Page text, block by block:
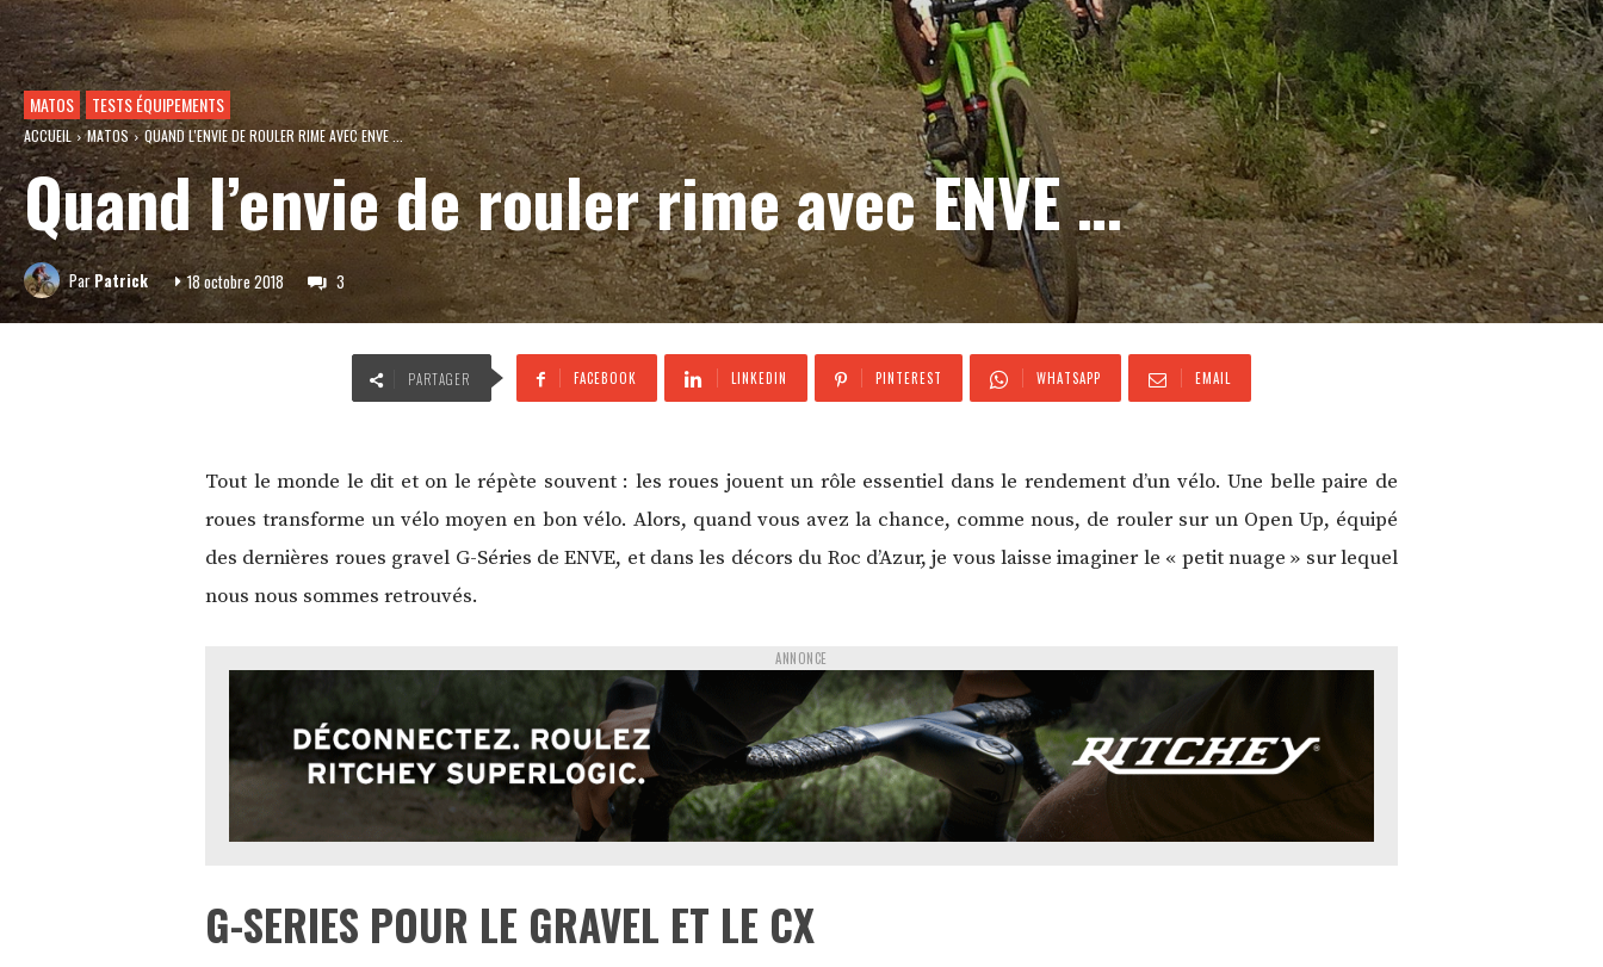
MATOS TESTS ÉQUIPEMENTS
ACCUEIL MATOS QUAND L'ENVIE DE ROULER RIME AVEC ENVE ...
Quand l’envie de rouler rime avec ENVE …
ParPatrick 18 octobre 2018 3
PARTAGER FACEBOOK LINKEDIN PINTEREST WHATSAPP EMAIL
Tout le monde le dit et on le répète souvent : les roues jouent un rôle essentiel dans le rendement d’un vélo. Une belle paire de
roues transforme un vélo moyen en bon vélo. Alors, quand vous avez la chance, comme nous, de rouler sur un Open Up, équipé
des dernières roues gravel G-Séries de ENVE, et dans les décors du Roc d’Azur, je vous laisse imaginer le « petit nuage » sur lequel
nous nous sommes retrouvés.
ANNONCE
G-SERIES POUR LE GRAVEL ET LE CX